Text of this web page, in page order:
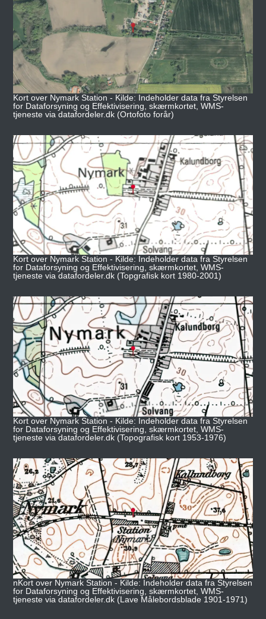
Kort over Nymark Station - Kilde: Indeholder data fra Styrelsen
for Dataforsyning og Effektivisering, skærmkortet, WMS-
tjeneste via datafordeler.dk (Ortofoto forår)
Kort over Nymark Station - Kilde: Indeholder data fra Styrelsen
for Dataforsyning og Effektivisering, skærmkortet, WMS-
tjeneste via datafordeler.dk (Topgrafisk kort 1980-2001)
Kort over Nymark Station - Kilde: Indeholder data fra Styrelsen
for Dataforsyning og Effektivisering, skærmkortet, WMS-
tjeneste via datafordeler.dk (Topografisk kort 1953-1976)
nKort over Nymark Station - Kilde: Indeholder data fra Styrelsen
for Dataforsyning og Effektivisering, skærmkortet, WMS-
tjeneste via datafordeler.dk (Lave Målebordsblade 1901-1971)